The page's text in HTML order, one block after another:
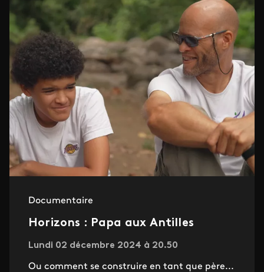
Documentaire
Horizons : Papa aux Antilles
Lundi 02 décembre 2024 à 20.50
Ou comment se construire en tant que père...